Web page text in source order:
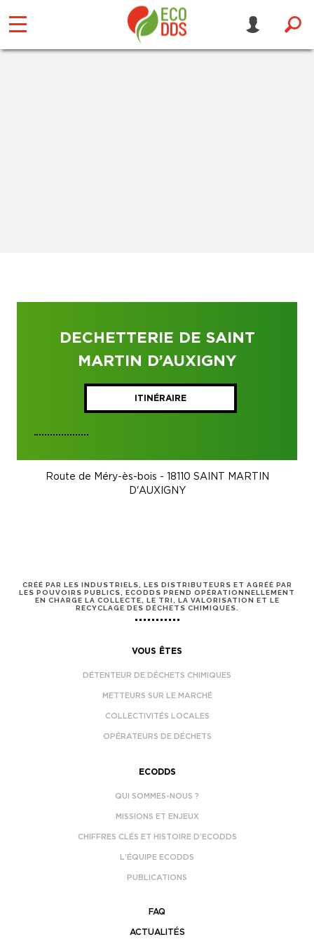
DECHETTERIE DE SAINT
MARTIN D’AUXIGNY
ITINÉRAIRE
Route de Méry-ès-bois - 18110 SAINT MARTIN
D'AUXIGNY
CRÉÉ PAR LES INDUSTRIELS, LES DISTRIBUTEURS ET AGRÉÉ PAR
LES POUVOIRS PUBLICS, ECODDS PREND OPÉRATIONNELLEMENT
EN CHARGE LA COLLECTE, LE TRI, LA VALORISATION ET LE
RECYCLAGE DES DÉCHETS CHIMIQUES.
VOUS ÊTES
DÉTENTEUR DE DÉCHETS CHIMIQUES
METTEURS SUR LE MARCHÉ
COLLECTIVITÉS LOCALES
OPÉRATEURS DE DÉCHETS
ECODDS
QUI SOMMES-NOUS ?
MISSIONS ET ENJEUX
CHIFFRES CLÉS ET HISTOIRE D’ECODDS
L’ÉQUIPE ECODDS
PUBLICATIONS
FAQ
ACTUALITÉS